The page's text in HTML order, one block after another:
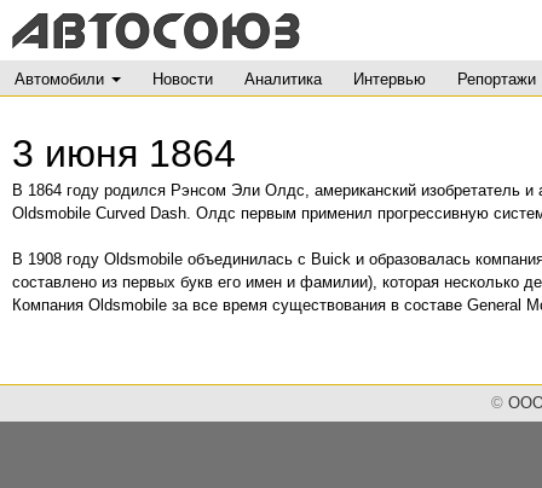
Автомобили Новости Аналитика Интервью Репортажи
3 июня 1864
В 1864 году родился Рэнсом Эли Олдс, американский изобретатель
Oldsmobile Curved Dash. Олдс первым применил прогрессивную
В 1908 году Oldsmobile объединилась с Buick и образовалась
составлено из первых букв его имен и фамилии), которая несколько
Компания Oldsmobile за все время существования в составе General
© ООО